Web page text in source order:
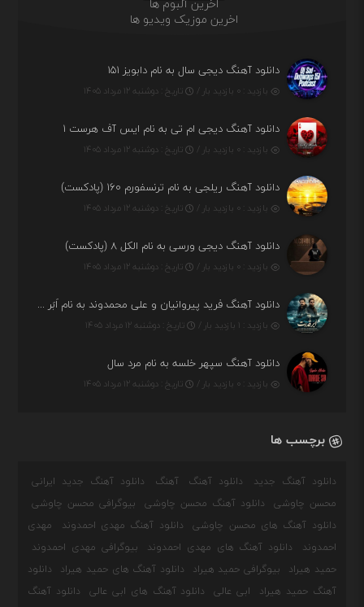
اخرین آلبوم ها
اخرین موزیک ویدیو ها
دانلود آهنگ دیجی سال به نام دابویز ۱۵۱
بازدید : ۰ بازدید بار / تاریخ : دوشنبه ۱۲ مرداد ۱۴۰۵
دانلود آهنگ دیجی ام تی به نام ایس آف هرست ۱
بازدید : ۰ بازدید بار / تاریخ : دوشنبه ۱۲ مرداد ۱۴۰۵
دانلود آهنگ ریلجی به نام ترنسفورم ۱۶۰ (پادکست)
بازدید : ۰ بازدید بار / تاریخ : دوشنبه ۱۲ مرداد ۱۴۰۵
دانلود آهنگ دیجی ورسی به نام الکل ۸ (پادکست)
بازدید : ۰ بازدید بار / تاریخ : دوشنبه ۱۲ مرداد ۱۴۰۵
دانلود آهنگ فرید پیروانیان و علی محمدوند به نام اَبَر قدرت
بازدید : ۱ بازدید بار / تاریخ : دوشنبه ۱۲ مرداد ۱۴۰۵
دانلود آهنگ سپهر خلسه به نام مرد سال
بازدید : ۰ بازدید بار / تاریخ : دوشنبه ۱۲ مرداد ۱۴۰۵
برچسب ها
دانلود آهنگ جدید دانلود آهنگ آهنگ
دانلود آهنگ جدید ایرانی
محسن چاوشی
دانلود آهنگ محسن چاوشی
بیوگرافی محسن چاوشی
دانلود آهنگ های محسن چاوشی
دانلود آهنگ مهدی احمدوند
مهدی
احمدوند
دانلود آهنگ های مهدی احمدوند
بیوگرافی مهدی احمدوند
حمید هیراد
بیوگرافی حمید هیراد دانلود آهنگ های حمید هیراد
دانلود
آهنگ حمید هیراد
ابی عالی دانلود آهنگ های ابی عالی دانلود آهنگ